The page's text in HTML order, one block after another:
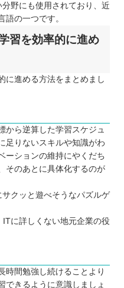
野にも使用されており、近
語の一つです。
習を効率的に進め
に進める方法をまとめまし
から逆算した学習スケジュ
足りないスキルや知識がわ
ーションの維持にやくだち
そのあとに具体化するのが
クッと遊べそうなパズルゲ
に詳しくない地元企業の役
時間勉強し続けることより
できるように意識しましょ